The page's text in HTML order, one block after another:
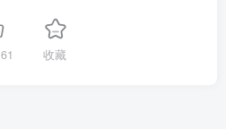
61 收藏